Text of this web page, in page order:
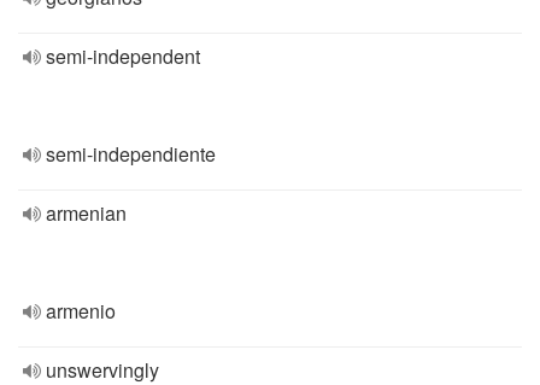
semi-independent
semi-independiente
armenian
armenio
unswervingly